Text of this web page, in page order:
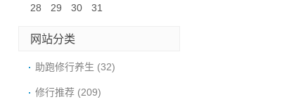
28
29 30 31
网站分类
助跑修行养生 (32)
修行推荐 (209)